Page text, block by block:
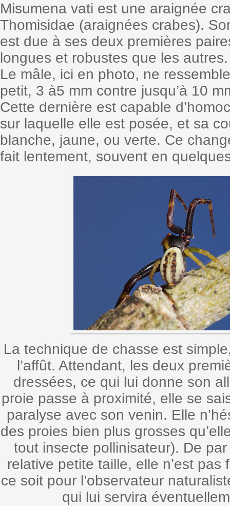
Misumena vati est une araignée
Thomisidae (araignées crabes).
est due à ses deux premières
longues et robustes que les
Le mâle, ici en photo, ne
petit, 3 à5 mm contre jusqu’à 10
Cette dernière est capable
sur laquelle elle est posée, et sa
blanche, jaune, ou verte. Ce
fait lentement, souvent en
La technique de chasse est
l’affût. Attendant, les deux
dressées, ce qui lui donne son
proie passe à proximité, elle se
paralyse avec son venin. Elle
des proies bien plus grosses
tout insecte pollinisateur). De
relative petite taille, elle n’est pas
ce soit pour l’observateur
qui lui servira